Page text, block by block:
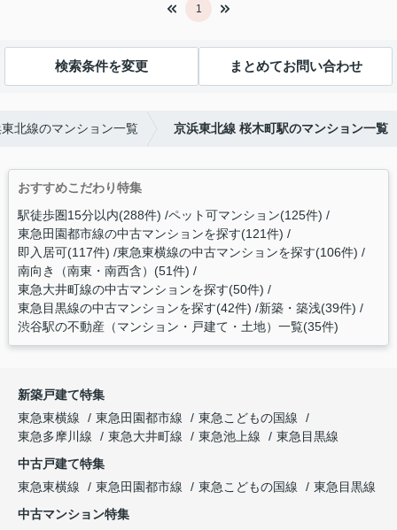
1
検索条件を変更 まとめてお問い合わせ
北線のマンション一覧 京浜東北線 桜木町駅のマンション一覧
おすすめこだわり特集
駅徒歩圏15分以内(288件) ペット可マンション(125件)
東急田園都市線の中古マンションを探す(121件)
即入居可(117件) 東急東横線の中古マンションを探す(106件)
南向き（南東・南西含）(51件)
東急大井町線の中古マンションを探す(50件)
東急目黒線の中古マンションを探す(42件) 新築・築浅(39件)
渋谷駅の不動産（マンション・戸建て・土地）一覧(35件)
新築戸建て特集
東急東横線
東急田園都市線
東急こどもの国線
東急多摩川線
東急大井町線 東急池上線
東急目黒線
中古戸建て特集
東急東横線
東急田園都市線 東急こどもの国線
東急目黒線
中古マンション特集